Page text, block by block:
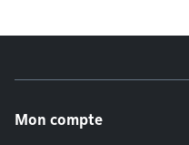
Mon compte